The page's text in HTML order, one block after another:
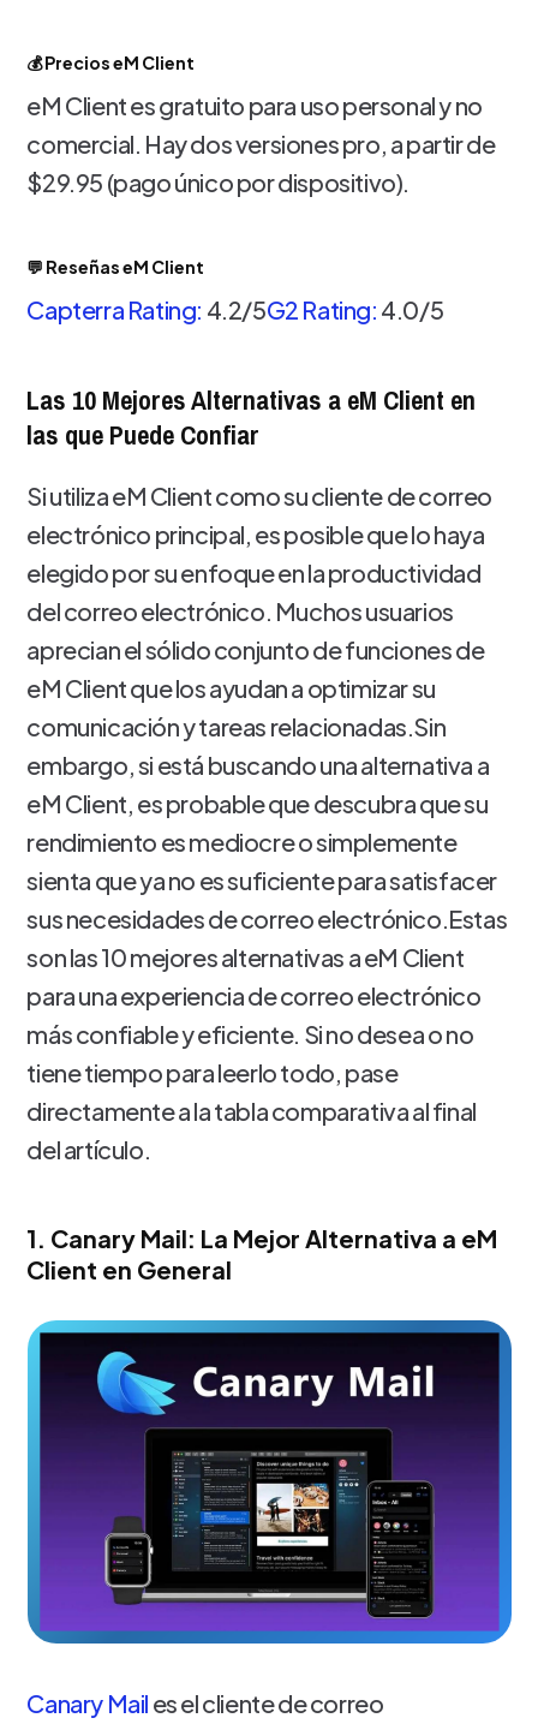
💰 Precios eM Client
eM Client es gratuito para uso personal y no
comercial. Hay dos versiones pro, a partir de
$29.95 (pago único por dispositivo).
💬 Reseñas eM Client
Capterra Rating: 4.2/5G2 Rating: 4.0/5
Las 10 Mejores Alternativas a eM Client en
las que Puede Confiar
Si utiliza eM Client como su cliente de correo
electrónico principal, es posible que lo haya
elegido por su enfoque en la productividad
del correo electrónico. Muchos usuarios
aprecian el sólido conjunto de funciones de
eM Client que los ayudan a optimizar su
comunicación y tareas relacionadas.Sin
embargo, si está buscando una alternativa a
eM Client, es probable que descubra que su
rendimiento es mediocre o simplemente
sienta que ya no es suficiente para satisfacer
sus necesidades de correo electrónico.Estas
son las 10 mejores alternativas a eM Client
para una experiencia de correo electrónico
más confiable y eficiente. Si no desea o no
tiene tiempo para leerlo todo, pase
directamente a la tabla comparativa al final
del artículo.
1. Canary Mail: La Mejor Alternativa a eM
Client en General
Canary Mail es el cliente de correo